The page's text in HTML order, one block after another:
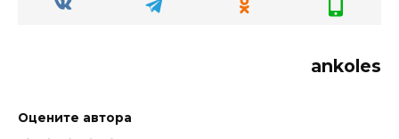
ankoles
Оцените автора